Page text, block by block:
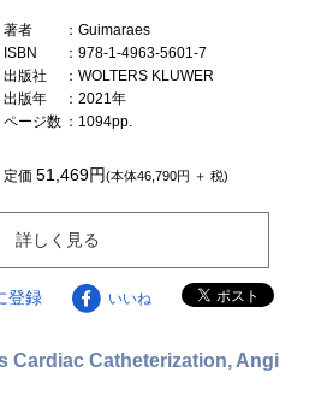
著者
：Guimaraes
ISBN
：978-1-4963-5601-7
出版社
：WOLTERS KLUWER
出版年
：2021年
ページ数 ：1094pp.
定価51,469円(本体46,790円 ＋ 税)
詳しく見る
登録 いいね
Cardiac Catheterization, Angi